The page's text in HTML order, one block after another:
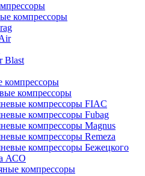
компрессоры
Blast
компрессоры
компрессоры
компрессоры FIAC
компрессоры Fubag
компрессоры Magnus
компрессоры Remeza
компрессоры Бежецкого
АСО
компрессоры